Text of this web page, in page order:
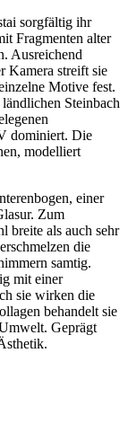
sorgfältig ihr
Fragmenten alter
Ausreichend
Kamera streift sie
Motive fest.
Steinbach
dominiert. Die
modelliert
einer
Zum
breite als auch sehr
die
samtig.
mit einer
sie wirken die
behandelt sie
Geprägt